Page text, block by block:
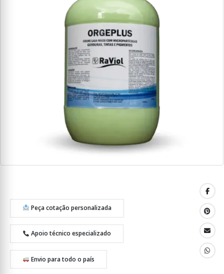
Peça cotação personalizada
Apoio técnico especializado
Envio para todo o país